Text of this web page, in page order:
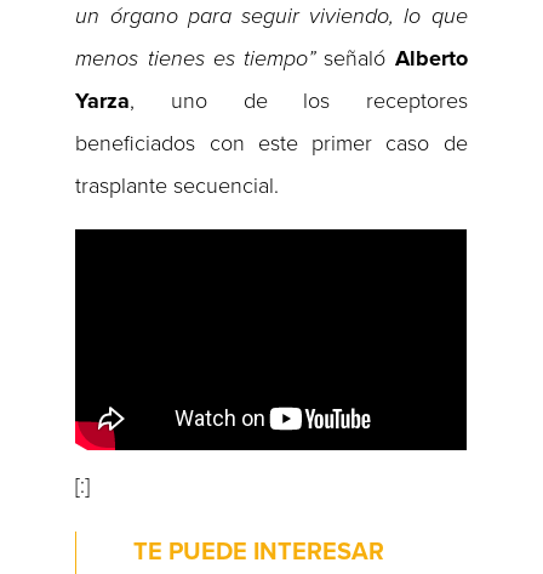
un órgano para seguir viviendo, lo que
menos tienes es tiempo”señaló Alberto
Yarza, uno de los receptores
beneficiados con este primer caso de
trasplante secuencial.
[:]
TE PUEDE INTERESAR